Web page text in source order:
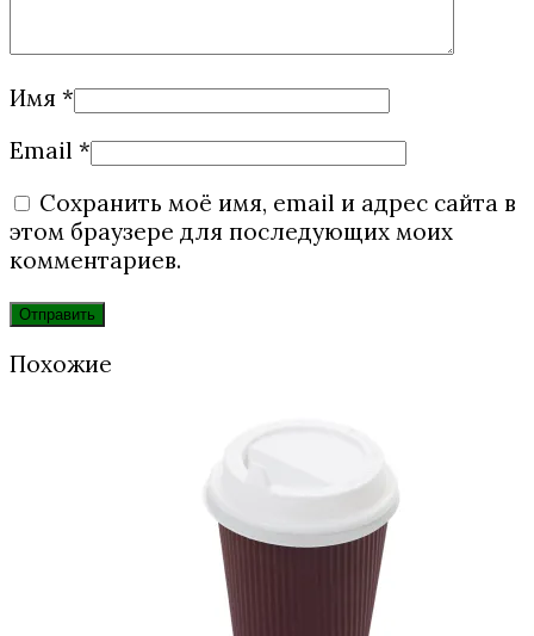
Имя *
Email *
Сохранить моё имя, email и адрес сайта в
этом браузере для последующих моих
комментариев.
Похожие